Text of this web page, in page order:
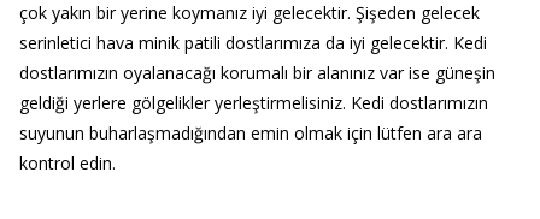
çok yakın bir yerine koymanız iyi gelecektir. Şişeden gelecek
serinletici hava minik patili dostlarımıza da iyi gelecektir. Kedi
dostlarımızın oyalanacağı korumalı bir alanınız var ise güneşin
geldiği yerlere gölgelikler yerleştirmelisiniz. Kedi dostlarımızın
suyunun buharlaşmadığından emin olmak için lütfen ara ara
kontrol edin.